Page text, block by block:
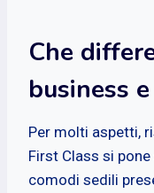
Che
business
Per molti aspetti,
First Class si
comodi sedili